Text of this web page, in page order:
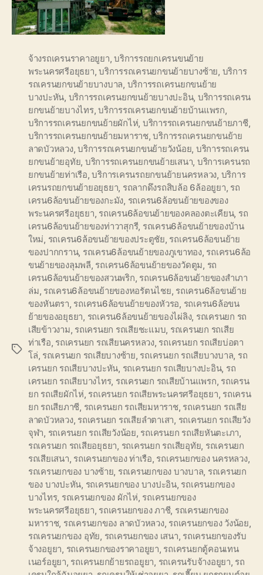
Tags
จ้างรถเครนราคาอยูยา ,บริการรถยกเครนขนย้าย
พระนครศรีอยุธยา ,บริการรถเครนยกขนย้ายบางซ้าย บริการ
รถเครนยกขนย้ายบางบาล บริการรถเครนยกขนย้าย
บางปะหัน บริการรถเครนยกขนย้ายบางปะอิน, บริการรถเครน
ยกขนย้ายบางไทร,บริการรถเครนยกขนย้ายบ้านแพรก
บริการรถเครนยกขนย้ายผักไห่ บริการรถเครนยกขนย้ายภาชี,
บริการรถเครนยกขนย้ายมหาราช,บริการรถเครนยกขนย้าย
ลาดบัวหลวง,บริการรถเครนยกขนย้ายวังน้อย บริการรถเครน
ยกขนย้ายอุทัย บริการรถเครนยกขนย้ายเสนา บริการเครนรถ
ยกขนย้ายท่าเรือ ,บริการเครนรถยกขนย้ายนครหลวง บริการ
เครนรถยกขนย้ายอยุธยา รถลากดึงรถสิบล้อ 6ล้ออยูยา รถ
เครน6ล้อขนย้ายของกะมัง รถเครน6ล้อขนย้ายของของ
พระนครศรีอยุธยา รถเครน6ล้อขนย้ายของคลองตะเคียน, รถ
เครน6ล้อขนย้ายของท่าวาสุกรี, รถเครน6ล้อขนย้ายของบ้าน
ใหม่ รถเครน6ล้อขนย้ายของประตูชัย รถเครน6ล้อขนย้าย
ของปากกราน, รถเครน6ล้อขนย้ายของภูเขาทอง, รถเครน6ล้อ
ขนย้ายของลุมพลี รถเครน6ล้อขนย้ายของวัดตูม รถ
เครน6ล้อขนย้ายของสวนพริก รถเครน6ล้อขนย้ายของสำเภา
ล่ม รถเครน6ล้อขนย้ายของหอรัตนไชย รถเครน6ล้อขนย้าย
ของหันตรา รถเครน6ล้อขนย้ายของหัวรอ รถเครน6ล้อขน
ย้ายของอยุธยา รถเครน6ล้อขนย้ายของไผ่ลิง, รถเครนยก รถ
เสียข้าวงาม รถเครนยก รถเสียชะแมบ รถเครนยก รถเสีย
ท่าเรือ รถเครนยก รถเสียนครหลวง, รถเครนยก รถเสียบ่อตา
โล่ รถเครนยก รถเสียบางซ้าย รถเครนยก รถเสียบางบาล รถ
เครนยก รถเสียบางปะหัน รถเครนยก รถเสียบางปะอิน, รถ
เครนยก รถเสียบางไทร, รถเครนยก รถเสียบ้านแพรก รถเครน
ยก รถเสียผักไห่ รถเครนยก รถเสียพระนครศรีอยุธยา รถเครน
ยก รถเสียภาชี รถเครนยก รถเสียมหาราช, รถเครนยก รถเสีย
ลาดบัวหลวง, รถเครนยก รถเสียลำตาเสา รถเครนยก รถเสียวัง
จุฬา รถเครนยก รถเสียวังน้อย รถเครนยก รถเสียหันตะเภา
รถเครนยก รถเสียอยุธยา รถเครนยก รถเสียอุทัย รถเครนยก
รถเสียเสนา รถเครนยกของ ท่าเรือ รถเครนยกของ นครหลวง,
รถเครนยกของ บางซ้าย รถเครนยกของ บางบาล รถเครนยก
ของ บางปะหัน รถเครนยกของ บางปะอิน, รถเครนยกของ
บางไทร, รถเครนยกของ ผักไห่ รถเครนยกของ
พระนครศรีอยุธยา รถเครนยกของ ภาชี, รถเครนยกของ
มหาราช, รถเครนยกของ ลาดบัวหลวง, รถเครนยกของ วังน้อย
รถเครนยกของ อุทัย รถเครนยกของ เสนา รถเครนยกของรับ
จ้างอยูยา รถเครนยกของราคาอยูยา รถเครนยกตู้คอนเทน
เนอร์อยูยา รถเครนยกย้ายรถอยูยา รถเครนรับจ้างอยูยา รถ